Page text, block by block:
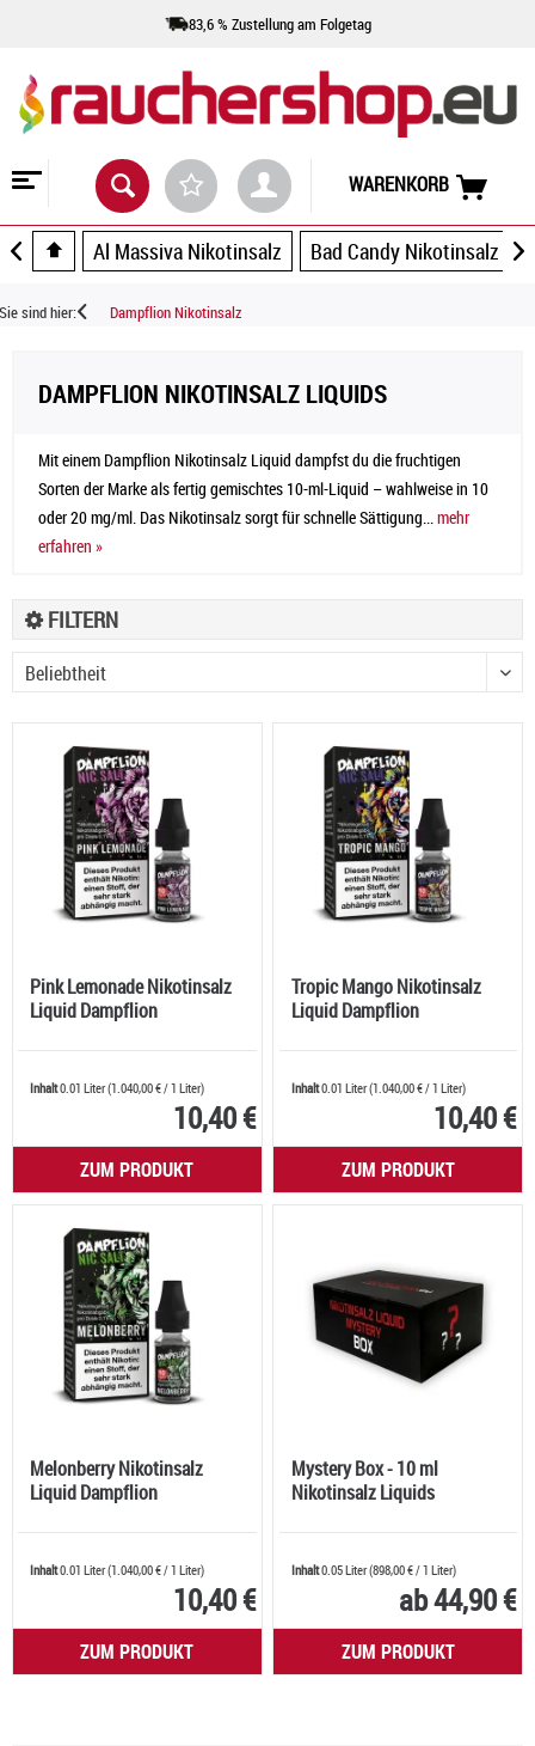
83,6 % Zustellung am Folgetag
WARENKORB
Al Massiva Nikotinsalz Bad Candy Nikotinsalz
Sie sind hier: Dampflion Nikotinsalz
DAMPFLION NIKOTINSALZ LIQUIDS
Mit einem Dampflion Nikotinsalz Liquid dampfst du die fruchtigen
Sorten der Marke als fertig gemischtes 10-ml-Liquid – wahlweise in 10
oder 20 mg/ml. Das Nikotinsalz sorgt für schnelle Sättigung... mehr
erfahren »
FILTERN
Pink Lemonade Nikotinsalz
Liquid Dampflion
Inhalt0.01 Liter(1.040,00 €/ 1 Liter)
10,40 €
ZUM PRODUKT
Tropic Mango Nikotinsalz
Liquid Dampflion
Inhalt0.01 Liter(1.040,00 €/ 1 Liter)
10,40 €
ZUM PRODUKT
Melonberry Nikotinsalz
Liquid Dampflion
Inhalt0.01 Liter(1.040,00 €/ 1 Liter)
10,40 €
ZUM PRODUKT
Mystery Box - 10 ml
Nikotinsalz Liquids
Inhalt0.05 Liter(898,00 €/ 1 Liter)
ab 44,90 €
ZUM PRODUKT